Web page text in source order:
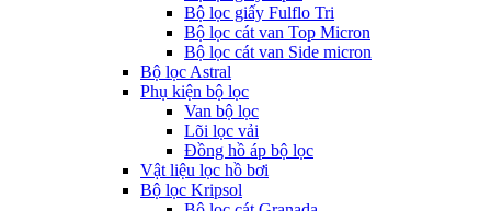
Bộ lọc giấy Fulflo Tri
Bộ lọc cát van Top Micron
Bộ lọc cát van Side micron
Bộ lọc Astral
Phụ kiện bộ lọc
Van bộ lọc
Lõi lọc vải
Đồng hồ áp bộ lọc
Vật liệu lọc hồ bơi
Bộ lọc Kripsol